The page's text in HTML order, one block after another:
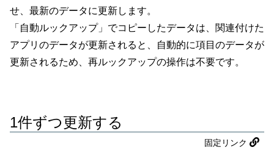
せ、最新のデータに更新します。
「自動ルックアップ」でコピーしたデータは、関連付けた
アプリのデータが更新されると、自動的に項目のデータが
更新されるため、再ルックアップの操作は不要です。
1件ずつ更新する
固定リンク